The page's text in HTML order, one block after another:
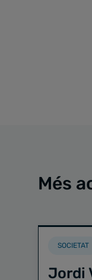
Més
SOCIETAT
Jordi